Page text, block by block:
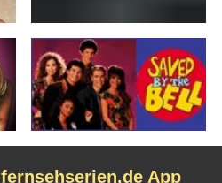
fernsehserien.de App